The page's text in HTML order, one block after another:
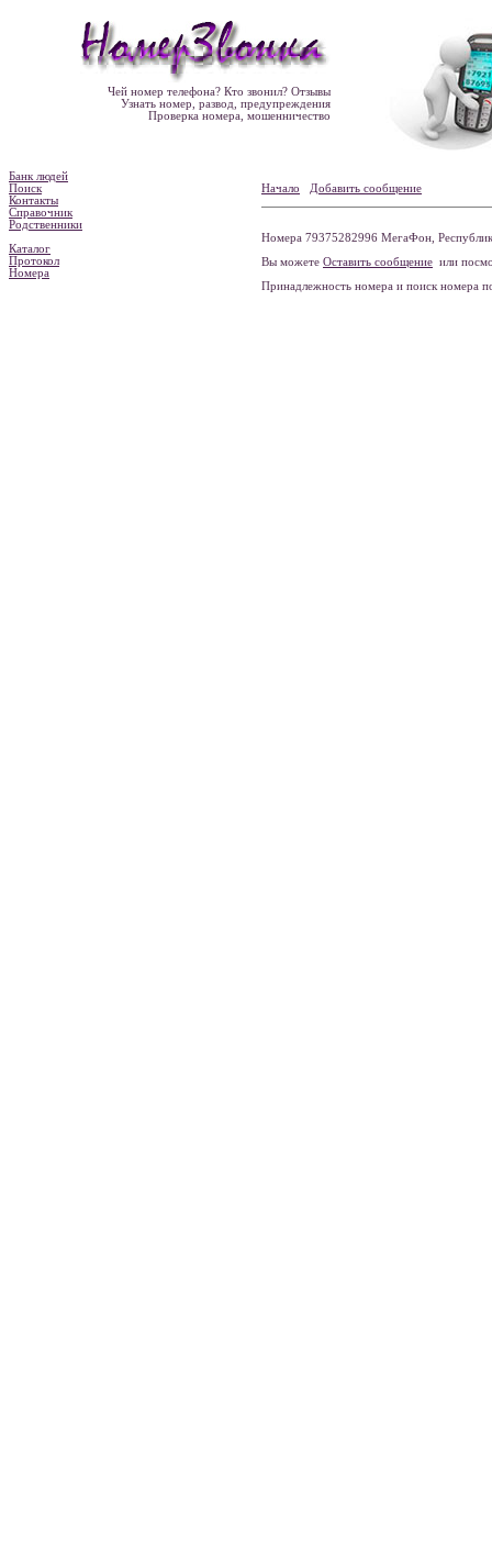
Чей номер телефона? Кто звонил? Отзывы
Узнать номер, развод, предупреждения
Проверка номера, мошенничество
Банк людей
Поиск
Контакты
Справочник
Родственники
Каталог
Протокол
Номера
Начало Добавить сообщение
Номера 79375282996 МегаФон,
Вы можете Оставить сообщение или
Принадлежность номера и поиск номера